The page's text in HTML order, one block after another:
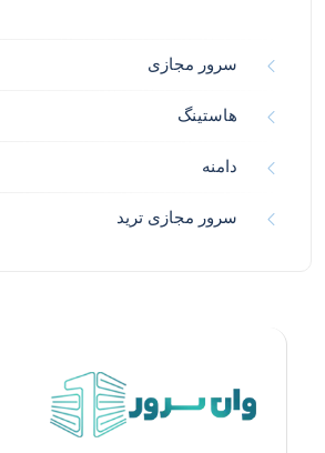
سرور مجازی
هاستینگ
دامنه
سرور مجازی ترید